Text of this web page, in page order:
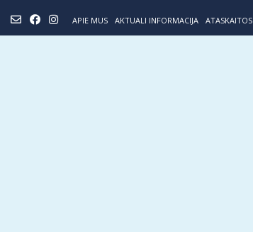
content
APIE MUS AKTUALI INFORMACIJA ATASKAITOS